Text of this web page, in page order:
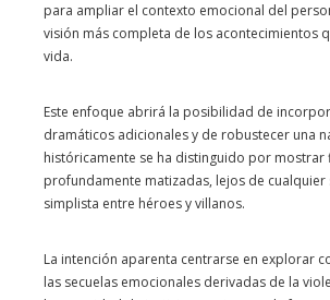
para ampliar el contexto emocional del
visión más completa de los acontecimientos
vida.
Este enfoque abrirá la posibilidad de
dramáticos adicionales y de robustecer una
históricamente se ha distinguido por mostrar
profundamente matizadas, lejos de cualquier
simplista entre héroes y villanos.
La intención aparenta centrarse en explorar
las secuelas emocionales derivadas de la